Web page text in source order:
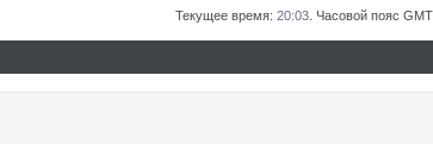
Текущее время: 20:03 . Часовой пояс GMT